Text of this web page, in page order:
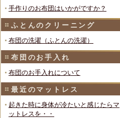
手作りのお布団はいかがですか？
ふとんのクリーニング
布団の洗濯（ふとんの洗濯）
布団のお手入れ
布団のお手入れについて
最近のマットレス
起きた時に身体が冷たいと感じたらマ
ットレスを・・